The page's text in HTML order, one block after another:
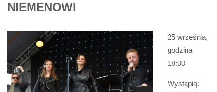
NIEMENOWI
25 września,
godzina
18:00
Wystąpią: